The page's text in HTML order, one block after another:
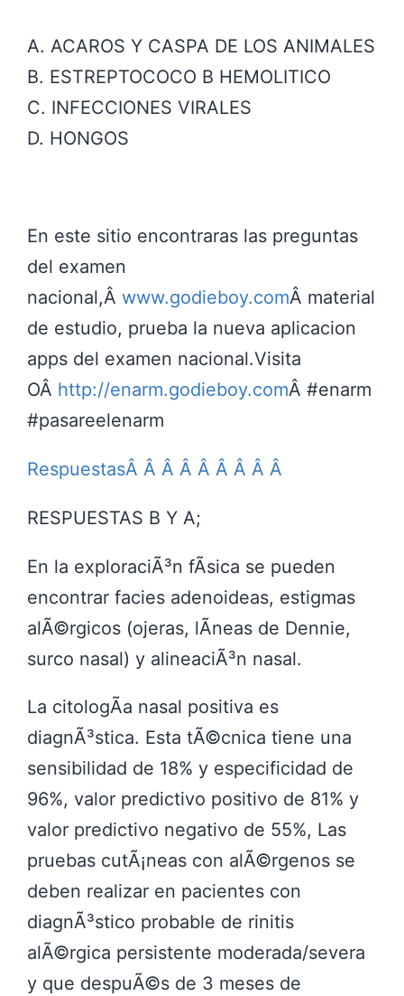
A. ACAROS Y CASPA DE LOS ANIMALES
B. ESTREPTOCOCO B HEMOLITICO
C. INFECCIONES VIRALES
D. HONGOS
En este sitio encontraras las preguntas
del examen
nacional,Â www.godieboy.comÂ material
de estudio, prueba la nueva aplicacion
apps del examen nacional.Visita
OÂ http://enarm.godieboy.comÂ #enarm
#pasareelenarm
RespuestasÂ Â Â Â Â Â Â Â Â
RESPUESTAS B Y A;
En la exploraciÃ³n fÃ­sica se pueden
encontrar facies adenoideas, estigmas
alÃ©rgicos (ojeras, lÃ­neas de Dennie,
surco nasal) y alineaciÃ³n nasal.
La citologÃ­a nasal positiva es
diagnÃ³stica. Esta tÃ©cnica tiene una
sensibilidad de 18% y especificidad de
96%, valor predictivo positivo de 81% y
valor predictivo negativo de 55%, Las
pruebas cutÃ¡neas con alÃ©rgenos se
deben realizar en pacientes con
diagnÃ³stico probable de rinitis
alÃ©rgica persistente moderada/severa
y que despuÃ©s de 3 meses de